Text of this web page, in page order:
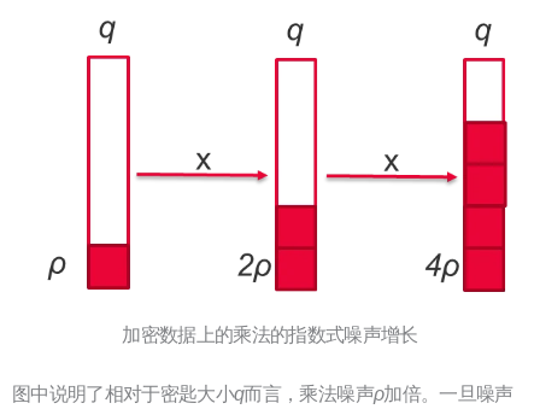
加密数据上的乘法的指数式噪声增长
图中说明了相对于密匙大小q而言，乘法噪声ρ加倍。一旦噪声